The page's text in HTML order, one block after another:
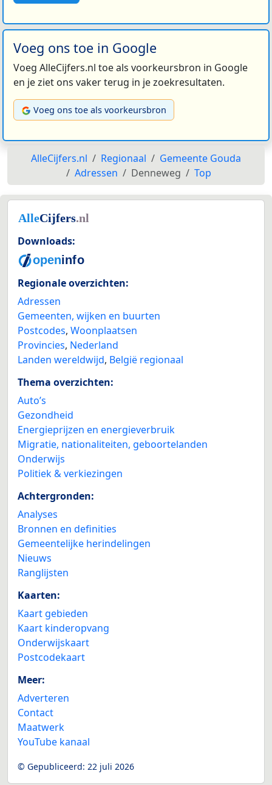
Voeg ons toe in Google
Voeg AlleCijfers.nl toe als voorkeursbron in Google
en je ziet ons vaker terug in je zoekresultaten.
Voeg ons toe als voorkeursbron
AlleCijfers.nl Regionaal
Gemeente Gouda
Adressen
Denneweg Top
Downloads:
Regionale overzichten:
Adressen
Gemeenten, wijken en buurten
Postcodes, Woonplaatsen
Provincies, Nederland
Landen wereldwijd, België regionaal
Thema overzichten:
Auto’s
Gezondheid
Energieprijzen en energieverbruik
Migratie, nationaliteiten, geboortelanden
Onderwijs
Politiek & verkiezingen
Achtergronden:
Analyses
Bronnen en definities
Gemeentelijke herindelingen
Nieuws
Ranglijsten
Kaarten:
Kaart gebieden
Kaart kinderopvang
Onderwijskaart
Postcodekaart
Meer:
Adverteren
Contact
Maatwerk
YouTube kanaal
© Gepubliceerd: 22 juli 2026